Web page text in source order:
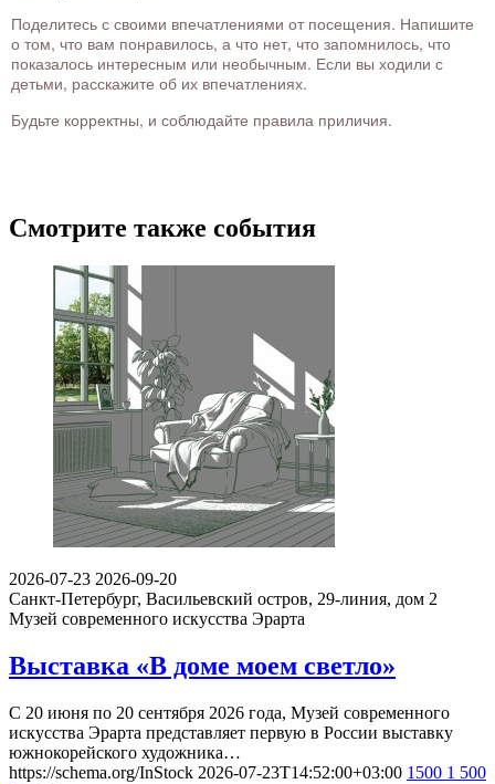
Поделитесь с своими впечатлениями от посещения. Напишите
о том, что вам понравилось, а что нет, что запомнилось, что
показалось интересным или необычным. Если вы ходили с
детьми, расскажите об их впечатлениях.
Будьте корректны, и соблюдайте правила приличия.
Смотрите также события
2026-07-23 2026-09-20
Санкт-Петербург, Васильевский остров, 29-линия, дом 2
Музей современного искусства Эрарта
Выставка «В доме моем светло»
С 20 июня по 20 сентября 2026 года, Музей современного
искусства Эрарта представляет первую в России выставку
южнокорейского художника…
https://schema.org/InStock 2026-07-23T14:52:00+03:00 1500 1 500